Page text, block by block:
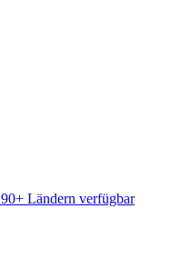
90+ Ländern verfügbar